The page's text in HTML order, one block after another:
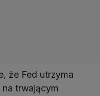
że Fed utrzyma
trwającym